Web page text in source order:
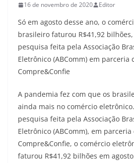
16 de novembro de 2020 Editor
Só em agosto desse ano, o
brasileiro faturou R$41,92
pesquisa feita pela Associação
Eletrônico (ABComm) em parceria
Compre&Confie
A pandemia fez com que os
ainda mais no comércio
pesquisa feita pela Associação
Eletrônico (ABComm), em
Compre&Confie, o comércio
faturou R$41,92 bilhões em